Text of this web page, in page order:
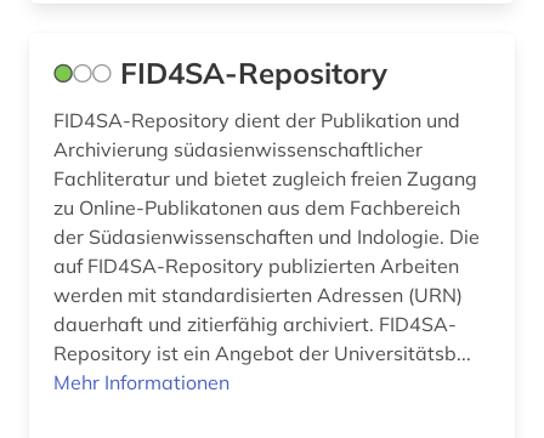
FID4SA-Repository
FID4SA-Repository dient der Publikation und
Archivierung südasienwissenschaftlicher
Fachliteratur und bietet zugleich freien Zugang
zu Online-Publikatonen aus dem Fachbereich
der Südasienwissenschaften und Indologie. Die
auf FID4SA-Repository publizierten Arbeiten
werden mit standardisierten Adressen (URN)
dauerhaft und zitierfähig archiviert. FID4SA-
Repository ist ein Angebot der Universitätsb...
Mehr Informationen